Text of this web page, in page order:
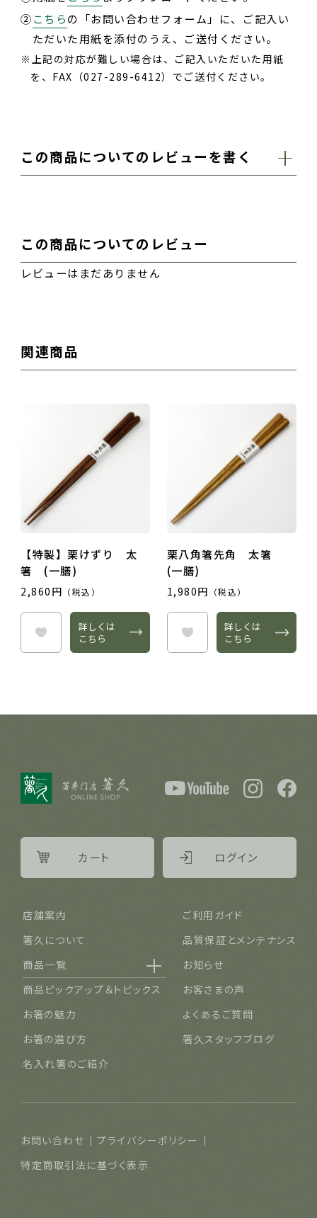
②こちらの「お問い合わせフォーム」に、ご記入い
ただいた用紙を添付のうえ、ご送付ください。
上記の対応が難しい場合は、ご記入いただいた用紙
を、FAX（027-289-6412）でご送付ください。
この商品についてのレビューを書く
性別
タイトル
この商品についてのレビュー
レビューはまだありません
関連商品
【特製】栗けずり 太
箸 (一膳)
2,860円 （税込）
詳しくは
こちら
栗八角箸先角 太箸
(一膳)
1,980円 （税込）
詳しくは
こちら
店舗案内
ご利用ガイド
箸久について
品質保証とメンテナンス
商品一覧
名入れ可能なお箸
結婚祝い・結婚記念日
長寿祝い・賀寿（還暦・古希・米寿など）
ご夫婦・ご両親へ（夫婦箸）
退職祝い
普段使い・自宅用
お知らせ
商品ピックアップ＆トピックス
お客さまの声
お箸の魅力
よくあるご質問
お箸の選び方
箸久スタッフブログ
名入れ箸のご紹介
カート ログイン
お問い合わせ
プライバシーポリシー
特定商取引法に基づく表示